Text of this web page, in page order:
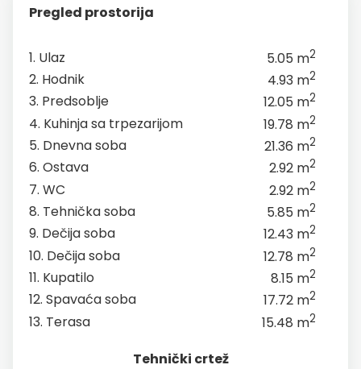
Pregled prostorija
1. Ulaz 5.05 m2
2. Hodnik 4.93 m2
3. Predsoblje 12.05 m2
4. Kuhinja sa trpezarijom 19.78 m2
5. Dnevna soba 21.36 m2
6. Ostava 2.92 m2
7. WC 2.92 m2
8. Tehnička soba 5.85 m2
9. Dečija soba 12.43 m2
10. Dečija soba 12.78 m2
11. Kupatilo 8.15 m2
12. Spavaća soba 17.72 m2
13. Terasa 15.48 m2
Tehnički crtež